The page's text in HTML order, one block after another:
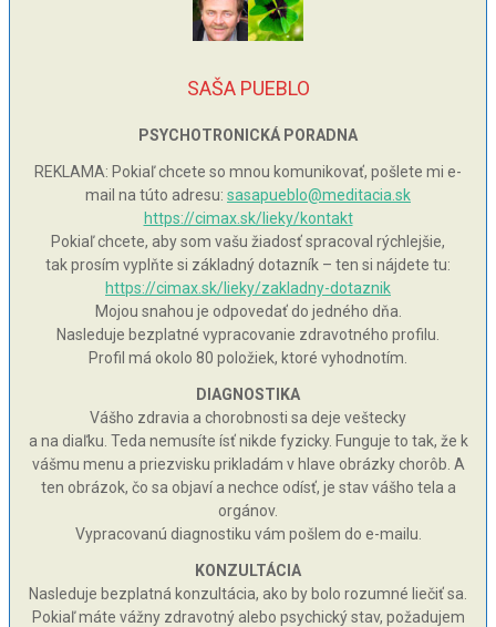
SAŠA PUEBLO
PSYCHOTRONICKÁ PORADNA
REKLAMA: Pokiaľ chcete so mnou komunikovať, pošlete mi e-
mail na túto adresu: sasapueblo@meditacia.sk
https://cimax.sk/lieky/kontakt
Pokiaľ chcete, aby som vašu žiadosť spracoval rýchlejšie,
tak prosím vyplňte si základný dotazník – ten si nájdete tu:
https://cimax.sk/lieky/zakladny-dotaznik
Mojou snahou je odpovedať do jedného dňa.
Nasleduje bezplatné vypracovanie zdravotného profilu.
Profil má okolo 80 položiek, ktoré vyhodnotím.
DIAGNOSTIKA
Vášho zdravia a chorobnosti sa deje veštecky
a na diaľku. Teda nemusíte ísť nikde fyzicky. Funguje to tak, že k
vášmu menu a priezvisku prikladám v hlave obrázky chorôb. A
ten obrázok, čo sa objaví a nechce odísť, je stav vášho tela a
orgánov.
Vypracovanú diagnostiku vám pošlem do e-mailu.
KONZULTÁCIA
Nasleduje bezplatná konzultácia, ako by bolo rozumné liečiť sa.
Pokiaľ máte vážny zdravotný alebo psychický stav, požadujem